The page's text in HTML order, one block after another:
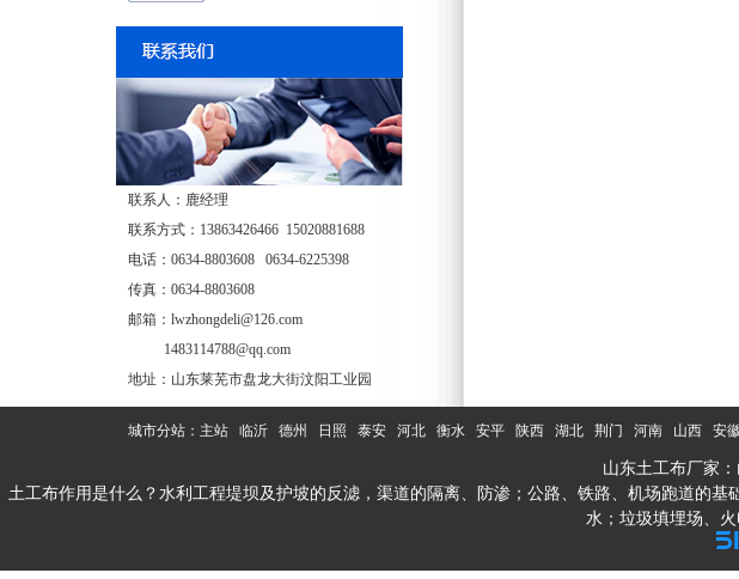
联系人：鹿经理
联系方式：13863426466 15020881688
电话：0634-8803608 0634-6225398
传真：0634-8803608
邮箱：lwzhongdeli@126.com
1483114788@qq.com
地址：山东莱芜市盘龙大街汶阳工业园
城市分站： 主站 临沂 德州 日照 泰安 河北 衡水 安平 陕西 湖北 荆门 河南 山西 安
山东土工布厂家
土工布作用是什么？水利工程堤坝及护坡的反滤，渠道的隔离、防渗；公路、铁路、机场跑道的
水；垃圾填埋场、